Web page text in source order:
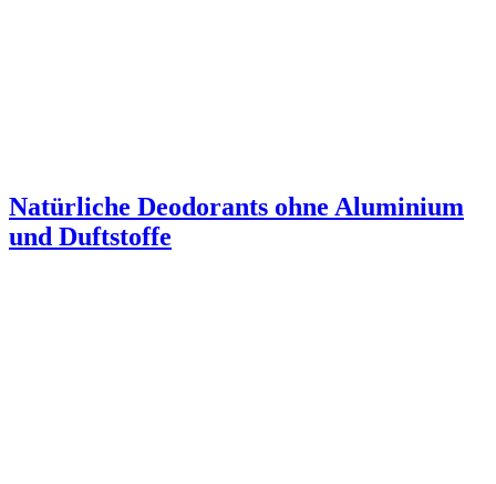
Natürliche Deodorants ohne Aluminium
und Duftstoffe